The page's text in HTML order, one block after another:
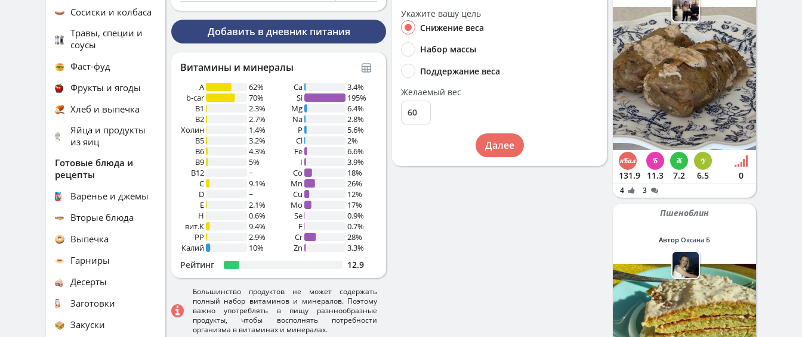
Добавить в дневник питания
Витамины и минералы
A
62%
b-car
70%
В1
2.3%
B2
2.7%
Холин
1.4%
B5
3.2%
B6
4.3%
B9
5%
B12
~
C
9.1%
D
~
E
2.1%
H
0.6%
вит.К
9.4%
PP
2.9%
Калий
10%
Ca
3.4%
Si
195%
Mg
6.4%
Na
2.8%
P
5.6%
Cl
2%
Fe
6.6%
I
3.9%
Co
18%
Mn
26%
Cu
12%
Mo
17%
Se
0.9%
F
0.7%
Cr
28%
Zn
3.3%
Рейтинг 12.9
Большинство продуктов не может содержать
полный набор витаминов и минералов. Поэтому
важно употреблять в пищу разннообразные
продукты, чтобы восполнять потребности
организма в витаминах и минералах.
Укажите вашу цель
Снижение веса
Набор массы
Поддержание веса
Желаемый вес
Далее
Сосиски и колбаса
Травы, специи и
соусы
Фаст-фуд
Фрукты и ягоды
Хлеб и выпечка
Яйца и продукты
из яиц
Готовые блюда и
рецепты
Варенье и джемы
Вторые блюда
Выпечка
Гарниры
Десерты
Заготовки
Закуски
131.9 11.3 7.2 6.5 0
4 3
Пшеноблин
Автор Оксана Б